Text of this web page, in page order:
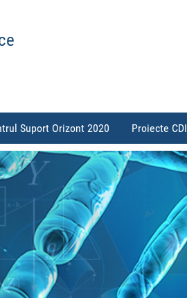
Suport Orizont 2020 Proiecte CDI